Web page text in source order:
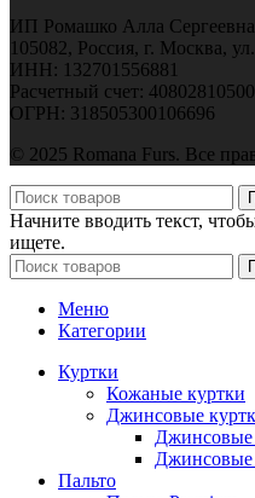
ИП Ромашко Алла Сергеевна
105082, Россия, г. Москва,
ИНН: 132701556881
Расчетный счет:
ОГРН: 318505300106696
© 2025 Romana Furs. Все
Начните вводить текст,
ищете.
Меню
Категории
Куртки
Кожаные куртки
Джинсовые
Джинсовые
Джинсовые
Пальто